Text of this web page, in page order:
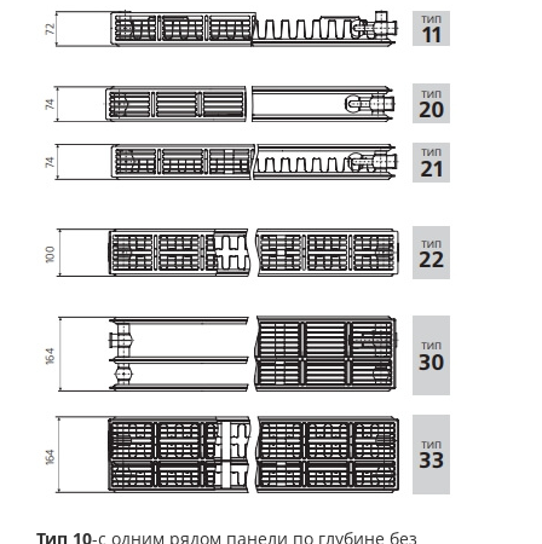
Тип 10-с одним рядом панели по глубине без